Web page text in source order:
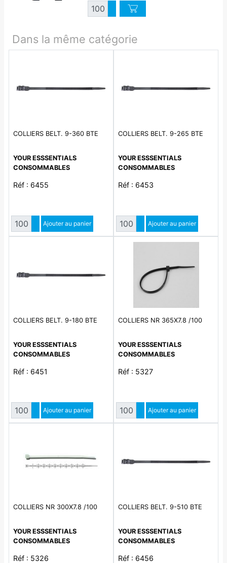
QuantitéAugmenter quantité
Diminuer quantité
Dans la même catégorie
COLLIERS BELT. 9-360 BTE
YOUR ESSSENTIALS
CONSOMMABLES
Réf : 6455
QuantitéAugmenter quantité
Diminuer quantité
Ajouter au panier
COLLIERS BELT. 9-265 BTE
YOUR ESSSENTIALS
CONSOMMABLES
Réf : 6453
QuantitéAugmenter quantité
Diminuer quantité
Ajouter au panier
COLLIERS BELT. 9-180 BTE
YOUR ESSSENTIALS
CONSOMMABLES
Réf : 6451
QuantitéAugmenter quantité
Diminuer quantité
Ajouter au panier
COLLIERS NR 365X7.8 /100
YOUR ESSSENTIALS
CONSOMMABLES
Réf : 5327
QuantitéAugmenter quantité
Diminuer quantité
Ajouter au panier
COLLIERS NR 300X7.8 /100
YOUR ESSSENTIALS
CONSOMMABLES
Réf : 5326
COLLIERS BELT. 9-510 BTE
YOUR ESSSENTIALS
CONSOMMABLES
Réf : 6456